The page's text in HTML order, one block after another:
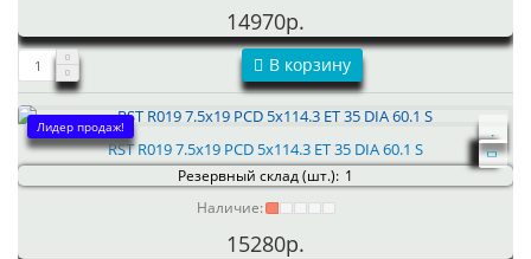
14970р.
В корзину
Лидер продаж!
RST R019 7.5x19 PCD 5x114.3 ET 35 DIA 60.1 S
Резервный склад (шт.): 1
Наличие:
15280р.